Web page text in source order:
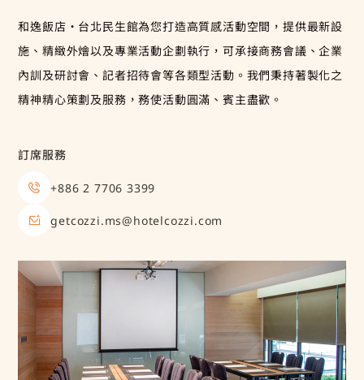
和逸飯店‧台北民生館為您打造高質感活動空間，提供最新設
施、精緻外燴以及專業活動企劃執行，可承接商務會議、企業
內訓及研討會、記者招待會等各類型活動。我們秉持著製化之
精神精心策劃及服務，務使活動圓滿、賓主盡歡。
訂席服務
+886 2 7706 3399
getcozzi.ms@hotelcozzi.com